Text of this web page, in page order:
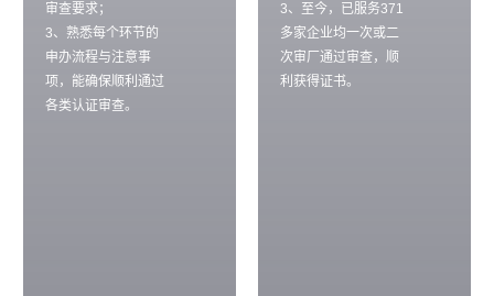
审查要求；
3、熟悉每个环节的
申办流程与注意事
项，能确保顺利通过
各类认证审查。
3、至今，已服务371
多家企业均一次或二
次审厂通过审查，顺
利获得证书。